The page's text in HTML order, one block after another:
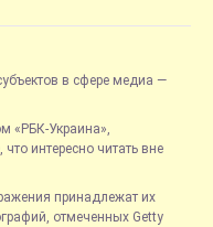
в сфере медиа —
«РБК-Украина»,
интересно читать вне
принадлежат их
отмеченных Getty